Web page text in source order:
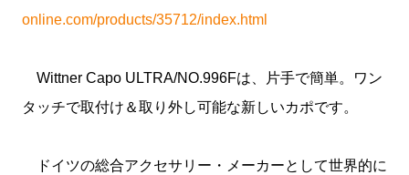
online.com/products/35712/index.html
Wittner Capo ULTRA/NO.996Fは、片手で簡単。ワン
タッチで取付け＆取り外し可能な新しいカポです。
ドイツの総合アクセサリー・メーカーとして世界的に